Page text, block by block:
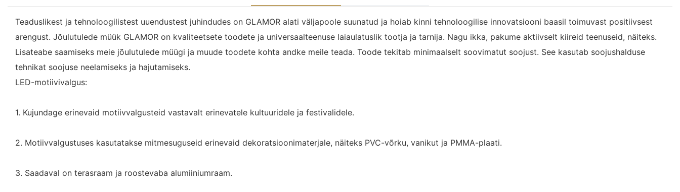
Teaduslikest ja tehnoloogilistest uuendustest juhindudes on GLAMOR alati väljapoole suunatud ja hoiab kinni tehnoloogilise innovatsiooni baasil toimuvast positiivsest
arengust. Jõulutulede müük GLAMOR on kvaliteetsete toodete ja universaalteenuse laiaulatuslik tootja ja tarnija. Nagu ikka, pakume aktiivselt kiireid teenuseid, näiteks.
Lisateabe saamiseks meie jõulutulede müügi ja muude toodete kohta andke meile teada. Toode tekitab minimaalselt soovimatut soojust. See kasutab soojushalduse
tehnikat soojuse neelamiseks ja hajutamiseks.
LED-motiivivalgus:
1. Kujundage erinevaid motiivvalgusteid vastavalt erinevatele kultuuridele ja festivalidele.
2. Motiivvalgustuses kasutatakse mitmesuguseid erinevaid dekoratsioonimaterjale, näiteks PVC-võrku, vanikut ja PMMA-plaati.
3. Saadaval on terasraam ja roostevaba alumiiniumraam.